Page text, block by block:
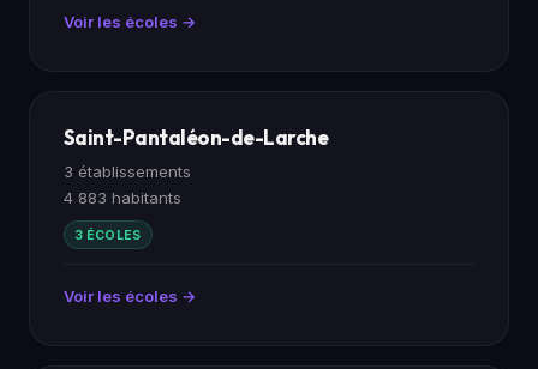
Voir les écoles →
Saint-Pantaléon-de-Larche
3 établissements
4 883 habitants
3 ÉCOLES
Voir les écoles →